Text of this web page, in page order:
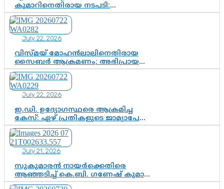
കുമാറിനെതിരായ നടപടി:
സസ്പെൻഷനിൽ ഒതുങ്ങുമോ,
അതോ കൂടുതൽ കടുത്ത
നടപടികളിലേക്കോ?
July 22, 2026
വിസ്മയ് മോഹൻലാലിനെതിരായ
സൈബർ ആക്രമണം; അഭിപ്രായ
സ്വാതന്ത്ര്യത്തെ നിശ്ശബ്ദമാക്കുന്ന
ഡിജിറ്റൽ ഗുണ്ടായിസത്തിന് അറുതി
വേണം
July 22, 2026
ഇ.ഡി. ഉദ്യോഗസ്ഥരെ ആക്രമിച്ച
കേസ്: ഏഴ് പ്രതികളുടെ ജാമ്യാപേക്ഷ
വീണ്ടും തള്ളി; അന്വേഷണം തുടരാൻ
കോടതി അനുമതി
July 21, 2026
സുകുമാരൻ നായർക്കെതിരെ
ആഞ്ഞടിച്ച് കെ.ബി. ഗണേഷ് കുമാർ,
വി.ഡി. സതീശന് പൂർണ പിന്തുണ